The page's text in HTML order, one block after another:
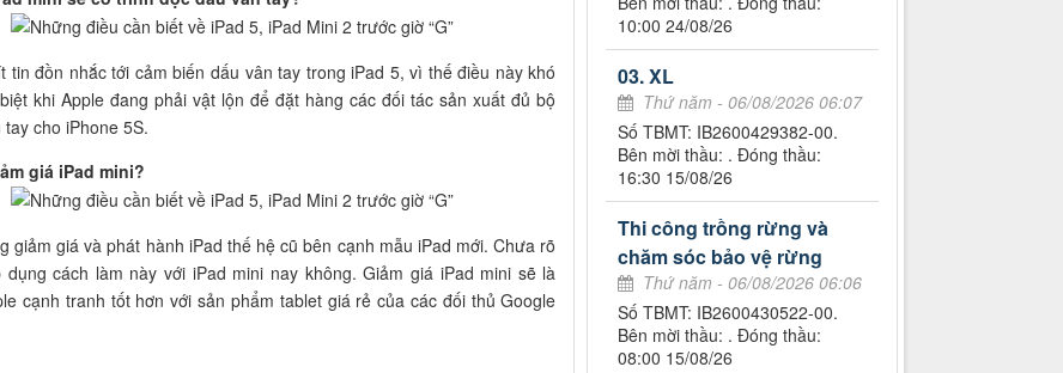
tin đồn nhắc tới cảm biến dấu vân tay trong iPad 5, vì thế điều này khó
khi Apple đang phải vật lộn để đặt hàng các đối tác sản xuất đủ bộ
cho iPhone 5S.
giá iPad mini?
giảm giá và phát hành iPad thế hệ cũ bên cạnh mẫu iPad mới. Chưa rõ
dụng cách làm này với iPad mini nay không. Giảm giá iPad mini sẽ là
cạnh tranh tốt hơn với sản phẩm tablet giá rẻ của các đối thủ Google
10:00 24/08/26
03. XL
Thứ năm - 06/08/2026 06:07
Số TBMT: IB2600429382-00.
Bên mời thầu: . Đóng thầu:
16:30 15/08/26
Thi công trồng rừng và
chăm sóc bảo vệ rừng
Thứ năm - 06/08/2026 06:06
Số TBMT: IB2600430522-00.
Bên mời thầu: . Đóng thầu:
08:00 15/08/26